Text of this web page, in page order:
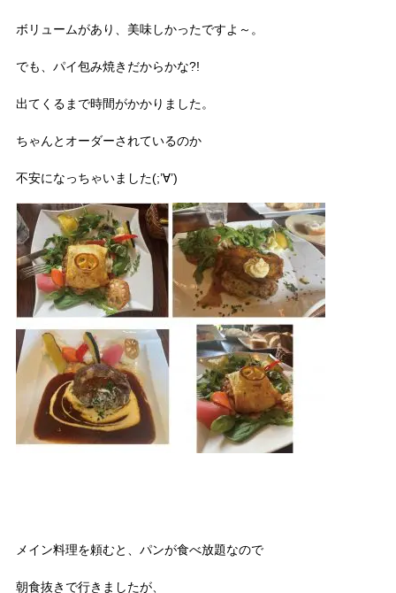
ボリュームがあり、美味しかったですよ～。
でも、パイ包み焼きだからかな?!
出てくるまで時間がかかりました。
ちゃんとオーダーされているのか
不安になっちゃいました(;’∀’)
メイン料理を頼むと、パンが食べ放題なので
朝食抜きで行きましたが、